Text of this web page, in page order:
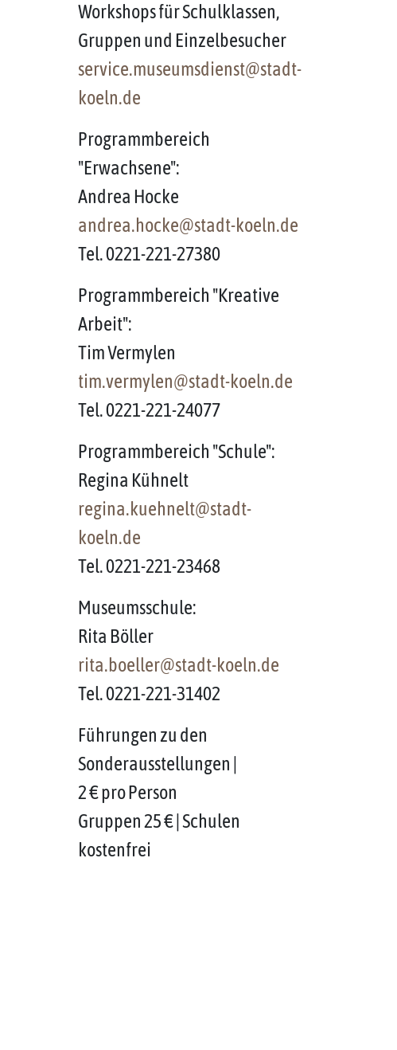
Workshops für Schulklassen,
Gruppen und Einzelbesucher
service.museumsdienst@stadt-
koeln.de
Programmbereich
"Erwachsene":
Andrea Hocke
andrea.hocke@stadt-koeln.de
Tel. 0221-221-27380
Programmbereich "Kreative
Arbeit":
Tim Vermylen
tim.vermylen@stadt-koeln.de
Tel. 0221-221-24077
Programmbereich "Schule":
Regina Kühnelt
regina.kuehnelt@stadt-
koeln.de
Tel. 0221-221-23468
Museumsschule:
Rita Böller
rita.boeller@stadt-koeln.de
Tel. 0221-221-31402
Führungen zu den
Sonderausstellungen |
2 € pro Person
Gruppen 25 € | Schulen
kostenfrei